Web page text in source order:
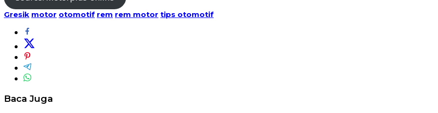
Gresik motor otomotif rem rem motor tips otomotif
Baca Juga